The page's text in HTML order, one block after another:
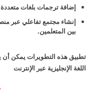
إضافة ترجمات بلغات
إنشاء مجتمع تفاعلي عبر
بين المتعلمين.
تطبيق هذه التطويرات يمكن أن
اللغة الإنجليزية عبر الإنترنت